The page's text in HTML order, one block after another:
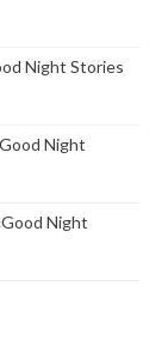
Night Stories
Night
Night